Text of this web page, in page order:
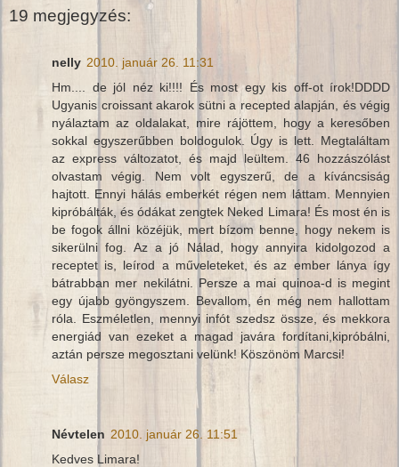
19 megjegyzés:
nelly 2010. január 26. 11:31
Hm.... de jól néz ki!!!! És most egy kis off-ot írok!DDDD
Ugyanis croissant akarok sütni a recepted alapján, és végig
nyálaztam az oldalakat, mire rájöttem, hogy a keresőben
sokkal egyszerűbben boldogulok. Úgy is lett. Megtaláltam
az express változatot, és majd leültem. 46 hozzászólást
olvastam végig. Nem volt egyszerű, de a kíváncsiság
hajtott. Ennyi hálás emberkét régen nem láttam. Mennyien
kipróbálták, és ódákat zengtek Neked Limara! És most én is
be fogok állni közéjük, mert bízom benne, hogy nekem is
sikerülni fog. Az a jó Nálad, hogy annyira kidolgozod a
receptet is, leírod a műveleteket, és az ember lánya így
bátrabban mer nekilátni. Persze a mai quinoa-d is megint
egy újabb gyöngyszem. Bevallom, én még nem hallottam
róla. Eszméletlen, mennyi infót szedsz össze, és mekkora
energiád van ezeket a magad javára fordítani,kipróbálni,
aztán persze megosztani velünk! Köszönöm Marcsi!
Válasz
Névtelen 2010. január 26. 11:51
Kedves Limara!